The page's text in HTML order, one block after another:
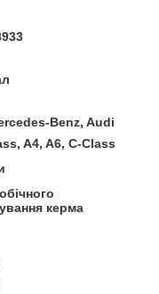
Benz, Audi
A4, A6, C-Class
керма